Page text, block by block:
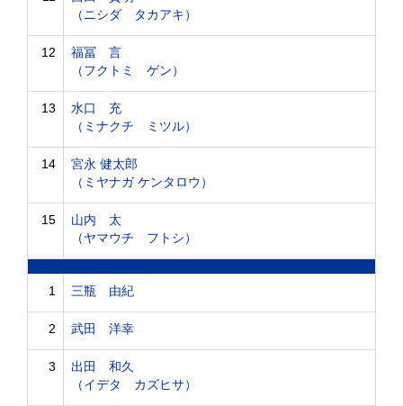
（ニシダ タカアキ）
12
福冨 言
（フクトミ ゲン）
13
水口 充
（ミナクチ ミツル）
14
宮永 健太郎
（ミヤナガ ケンタロウ）
15
山内 太
（ヤマウチ フトシ）
1 三瓶 由紀
2 武田 洋幸
3
出田 和久
（イデタ カズヒサ）